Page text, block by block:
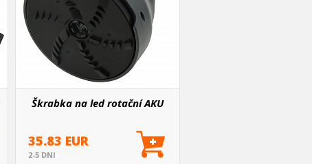
Škrabka na led rotační AKU
35.83 EUR
2-5 DNI